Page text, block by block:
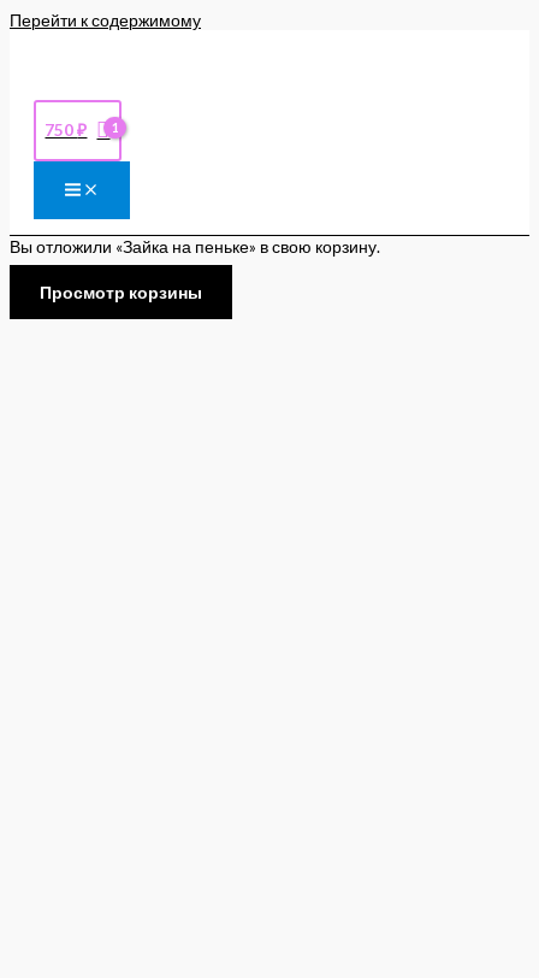
Перейти к содержимому
750₽
Вы отложили «Зайка на пеньке» в свою корзину.
Просмотр корзины